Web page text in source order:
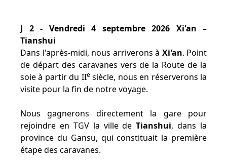
J 2 - Vendredi 4 septembre 2026 Xi'an –
Tianshui
Dans l'après-midi, nous arriverons à Xi'an. Point
de départ des caravanes vers de la Route de la
soie à partir du IIesiècle, nous en réserverons la
visite pour la fin de notre voyage.
Nous gagnerons directement la gare pour
rejoindre en TGV la ville deTianshui, dans la
province du Gansu, qui constituait la première
étape des caravanes.